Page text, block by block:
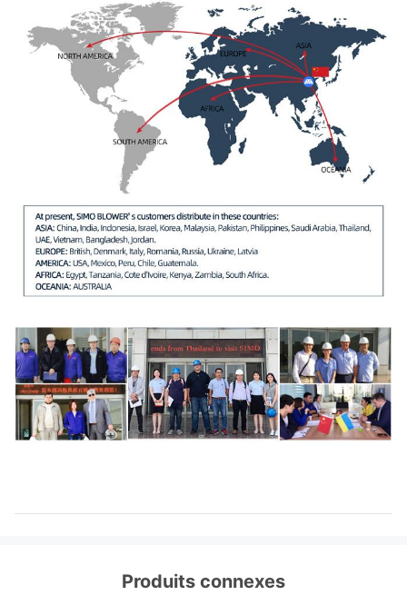
Produits connexes